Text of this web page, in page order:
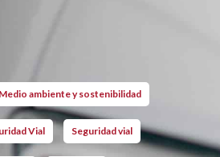
Medio ambiente y sostenibilidad
Vial Seguridad vial